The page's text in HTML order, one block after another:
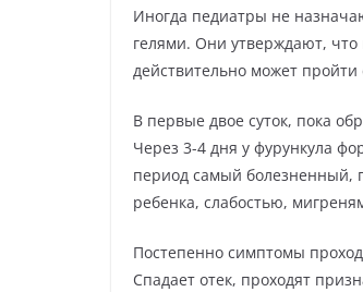
Иногда педиатры не
гелями. Они утверждают, что
действительно может пройти
В первые двое суток, пока
Через 3-4 дня у фурункула
период самый болезненный,
ребенка, слабостью,
Постепенно симптомы
Спадает отек, проходят